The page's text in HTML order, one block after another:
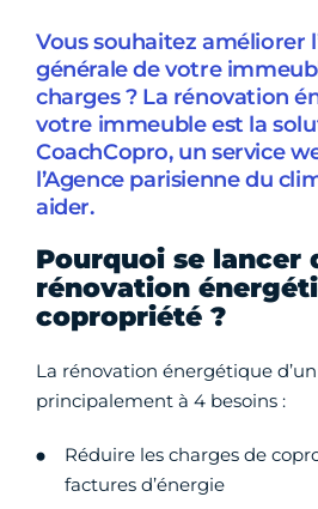
Vous souhaitez améliorer
générale de votre
charges ? La rénovation
votre immeuble est la
CoachCopro, un service
l’Agence parisienne du
aider.
Pourquoi se lancer
rénovation
copropriété ?
La rénovation énergétique
principalement à 4 besoins :
Réduire les charges de
factures d’énergie